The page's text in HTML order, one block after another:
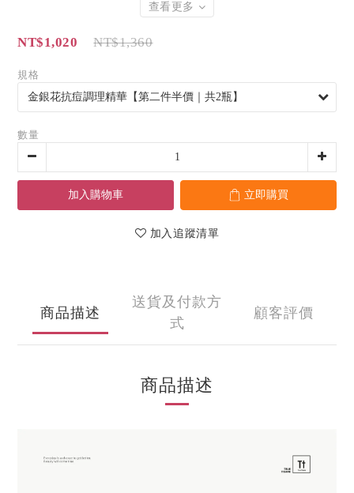
查看更多
NT$1,360
NT$1,020
規格
數量
加入購物車 立即購買
加入追蹤清單
商品描述
送貨及付款方
式
顧客評價
商品描述